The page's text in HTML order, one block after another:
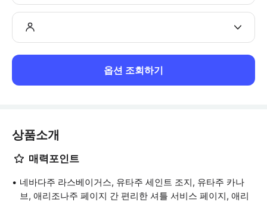
옵션 조회하기
상품소개
매력포인트
네바다주 라스베이거스, 유타주 세인트 조지, 유타주 카나
브, 애리조나주 페이지 간 편리한 셔틀 서비스 페이지, 애리